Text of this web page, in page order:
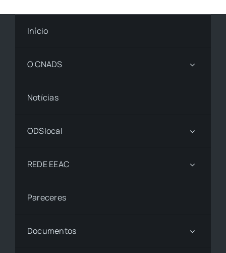
Início
O CNADS
Notícias
ODSlocal
REDE EEAC
Pareceres
Documentos